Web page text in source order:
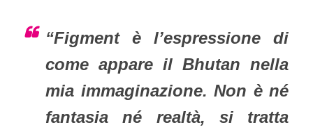
“Figment è l’espressione di
come appare il Bhutan nella
mia immaginazione. Non è né
fantasia né realtà, si tratta